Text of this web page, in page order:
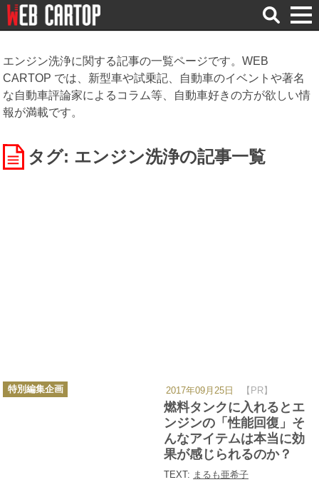
検
索
エンジン洗浄に関する記事の一覧ページです。WEB
CARTOP では、新型車や試乗記、自動車のイベントや著名
な自動車評論家によるコラム等、自動車好きの方が欲しい情
報が満載です。
タグ: エンジン洗浄の記事一覧
燃料タンクに入れるとエ
ンジンの「性能回復」そ
んなアイテムは本当に効
果が感じられるのか？
TEXT: まるも亜希子
カ
テ
特別編集企画 2017年09月25日 【PR】